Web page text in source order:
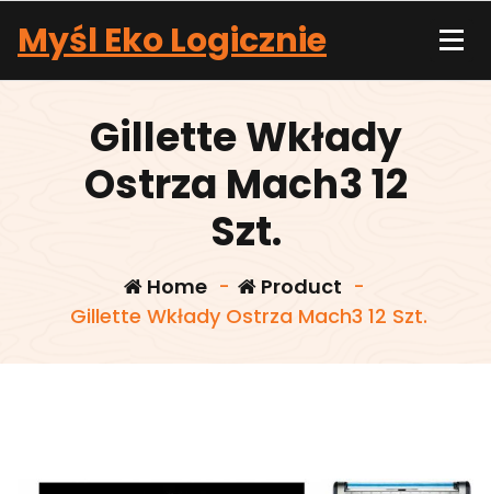
content
Myśl Eko Logicznie
Gillette Wkłady
Ostrza Mach3 12
Szt.
Home- Product -
Gillette Wkłady Ostrza Mach3 12 Szt.